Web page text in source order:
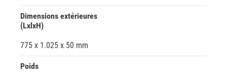
Dimensions extérieures
(LxlxH)
775 x 1.025 x 50 mm
Poids